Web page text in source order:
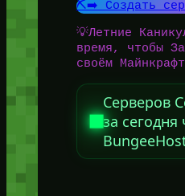
⛏️➡️ Создать
💡Летние
время, чтобы
своём
Серверов
за сегодня